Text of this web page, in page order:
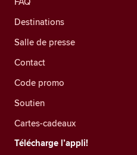
Destinations
Salle de presse
Contact
Code promo
Soutien
Cartes-cadeaux
Télécharge l’appli!